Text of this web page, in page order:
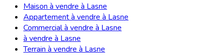
Maison à vendre à Lasne
Appartement à vendre à Lasne
Commercial à vendre à Lasne
à vendre à Lasne
Terrain à vendre à Lasne